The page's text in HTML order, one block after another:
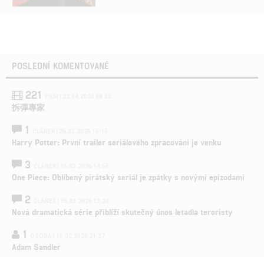
POSLEDNÍ KOMENTOVANÉ
221
拆彈專家
1
Harry Potter: První trailer seriálového zpracování je venku
3
One Piece: Oblíbený pirátský seriál je zpátky s novými epizodami
2
Nová dramatická série přiblíží skutečný únos letadla teroristy
1
Adam Sandler